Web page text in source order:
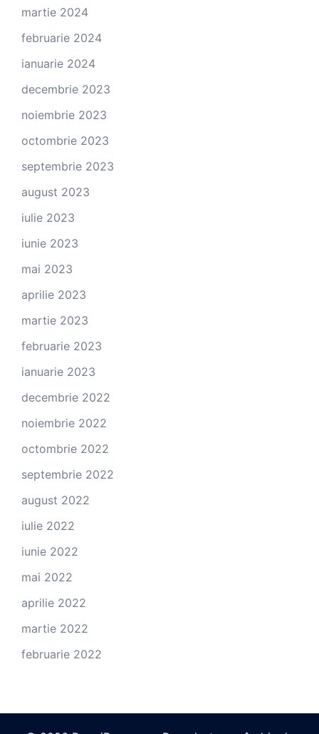
martie 2024
februarie 2024
ianuarie 2024
decembrie 2023
noiembrie 2023
octombrie 2023
septembrie 2023
august 2023
iulie 2023
iunie 2023
mai 2023
aprilie 2023
martie 2023
februarie 2023
ianuarie 2023
decembrie 2022
noiembrie 2022
octombrie 2022
septembrie 2022
august 2022
iulie 2022
iunie 2022
mai 2022
aprilie 2022
martie 2022
februarie 2022